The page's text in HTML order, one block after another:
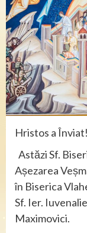
Hristos a Înviat!
Astăzi Sf.
Așezarea
în Biserica
Sf. Ier.
Maximovici.